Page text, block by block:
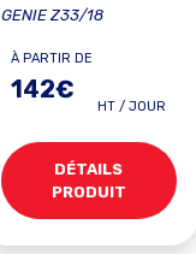
GENIE Z33/18
À PARTIR DE
142€
HT / JOUR
DÉTAILS
PRODUIT